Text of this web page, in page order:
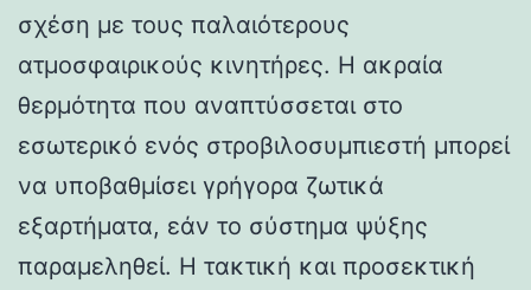
σχέση με τους παλαιότερους
ατμοσφαιρικούς κινητήρες. Η ακραία
θερμότητα που αναπτύσσεται στο
εσωτερικό ενός στροβιλοσυμπιεστή μπορεί
να υποβαθμίσει γρήγορα ζωτικά
εξαρτήματα, εάν το σύστημα ψύξης
παραμεληθεί. Η τακτική και προσεκτική